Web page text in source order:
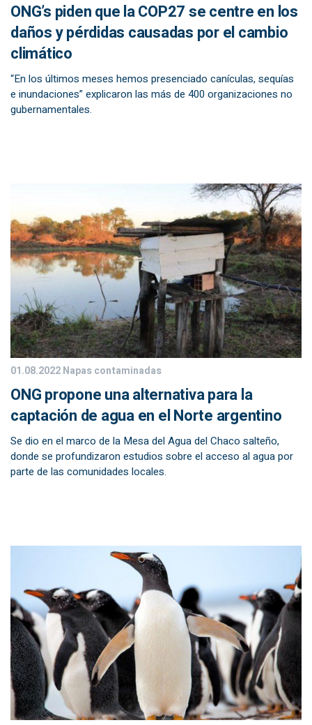
ONG’s piden que la COP27 se centre en los
daños y pérdidas causadas por el cambio
climático
“En los últimos meses hemos presenciado canículas, sequías
e inundaciones” explicaron las más de 400 organizaciones no
gubernamentales.
01.08.2022Napas contaminadas
ONG propone una alternativa para la
captación de agua en el Norte argentino
Se dio en el marco de la Mesa del Agua del Chaco salteño,
donde se profundizaron estudios sobre el acceso al agua por
parte de las comunidades locales.